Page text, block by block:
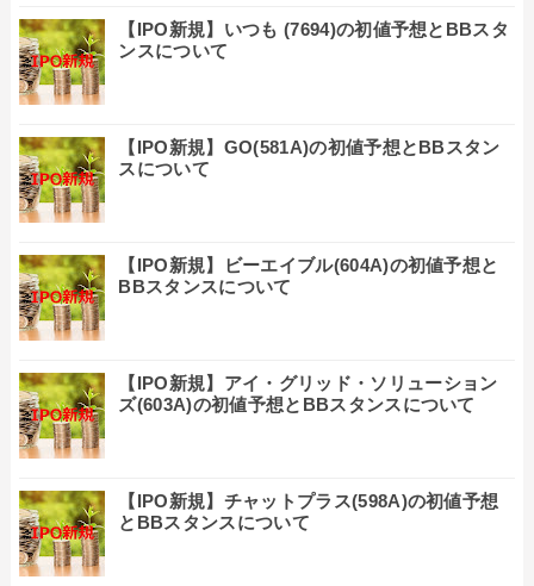
【IPO新規】いつも (7694)の初値予想とBBスタ
ンスについて
【IPO新規】GO(581A)の初値予想とBBスタン
スについて
【IPO新規】ビーエイブル(604A)の初値予想と
BBスタンスについて
【IPO新規】アイ・グリッド・ソリューション
ズ(603A)の初値予想とBBスタンスについて
【IPO新規】チャットプラス(598A)の初値予想
とBBスタンスについて